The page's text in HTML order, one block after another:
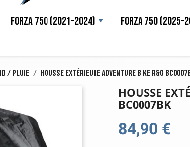
Forza 750 (2021-2024) Forza 750 (2025-
/ pluie Housse extérieure Adventure Bike R&G
HOUSSE
BC0007BK
84,90 €